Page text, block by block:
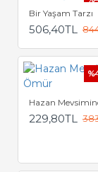
Bir Yaşam Tarzı
506,40TL
Hazan
229,80TL